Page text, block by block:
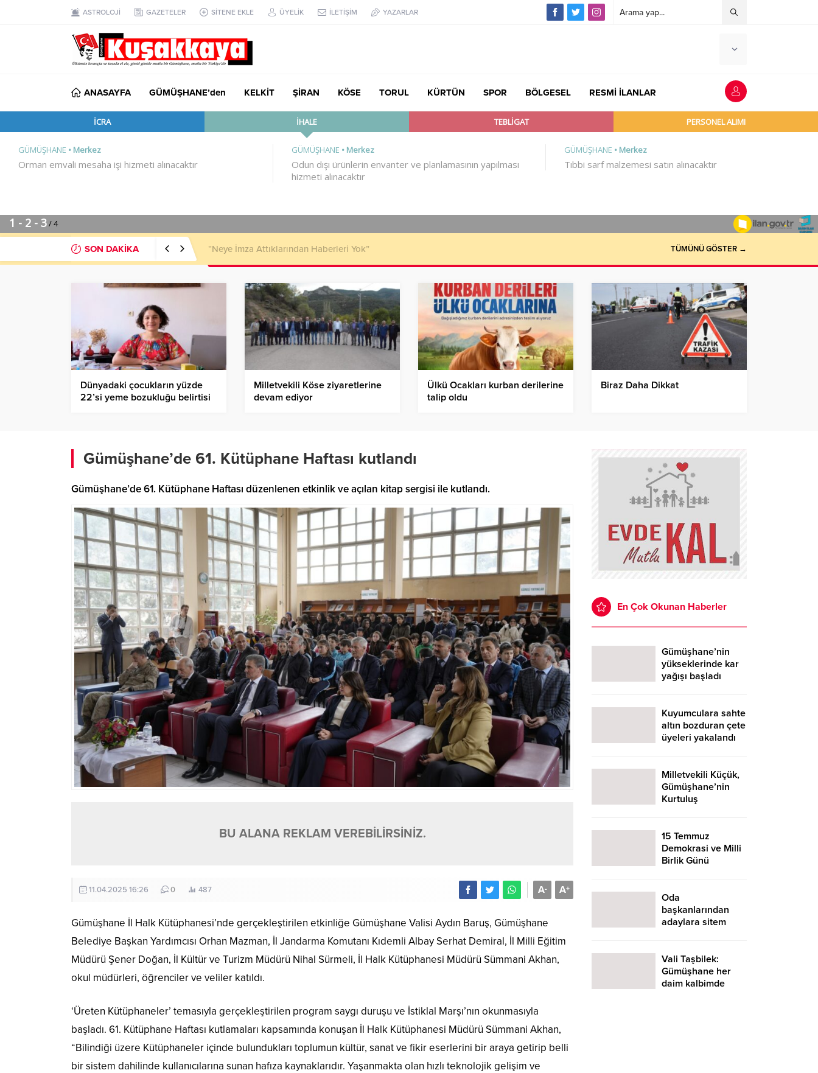
ASTROLOJİ GAZETELER SİTENE EKLE ÜYELİK İLETİŞİM YAZARLAR
ANASAYFA GÜMÜŞHANE’den KELKİT ŞİRAN KÖSE TORUL KÜRTÜN SPOR BÖLGESEL RESMİ İLANLAR
SON DAKİKA “Neye İmza Attıklarından Haberleri Yok” TÜMÜNÜ GÖSTER →
Dünyadaki çocukların yüzde
22’si yeme bozukluğu belirtisi
Milletvekili Köse ziyaretlerine
devam ediyor
Ülkü Ocakları kurban derilerine
talip oldu
Biraz Daha Dikkat
Gümüşhane’de 61. Kütüphane Haftası kutlandı
Gümüşhane’de 61. Kütüphane Haftası düzenlenen etkinlik ve açılan kitap sergisi ile kutlandı.
BU ALANA REKLAM VEREBİLİRSİNİZ.
11.04.2025 16:26 0 487 A+
A-
Gümüşhane İl Halk Kütüphanesi’nde gerçekleştirilen etkinliğe Gümüşhane Valisi Aydın Baruş, Gümüşhane
Belediye Başkan Yardımcısı Orhan Mazman, İl Jandarma Komutanı Kıdemli Albay Serhat Demiral, İl Milli Eğitim
Müdürü Şener Doğan, İl Kültür ve Turizm Müdürü Nihal Sürmeli, İl Halk Kütüphanesi Müdürü Sümmani Akhan,
okul müdürleri, öğrenciler ve veliler katıldı.
‘Üreten Kütüphaneler’ temasıyla gerçekleştirilen program saygı duruşu ve İstiklal Marşı’nın okunmasıyla
başladı. 61. Kütüphane Haftası kutlamaları kapsamında konuşan İl Halk Kütüphanesi Müdürü Sümmani Akhan,
“Bilindiği üzere Kütüphaneler içinde bulundukları toplumun kültür, sanat ve fikir eserlerini bir araya getirip belli
bir sistem dahilinde kullanıcılarına sunan hafıza kaynaklarıdır. Yaşanmakta olan hızlı teknolojik gelişim ve
En Çok Okunan Haberler
Gümüşhane’nin
yükseklerinde kar
yağışı başladı
Kuyumculara sahte
altın bozduran çete
üyeleri yakalandı
Milletvekili Küçük,
Gümüşhane’nin
Kurtuluş
15 Temmuz
Demokrasi ve Milli
Birlik Günü
Oda
başkanlarından
adaylara sitem
Vali Taşbilek:
Gümüşhane her
daim kalbimde